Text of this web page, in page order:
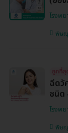
โรงพ
พิษ
ถูกที่สุ
ฉีดวั
ชนิด
โรงพ
พิษ